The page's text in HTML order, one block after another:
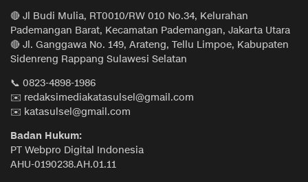
🔴 Jl Budi Mulia, RT0010/RW 010 No.34, Kelurahan
Pademangan Barat, Kecamatan Pademangan, Jakarta Utara
🔴 Jl. Ganggawa No. 149, Arateng, Tellu Limpoe, Kabupaten
Sidenreng Rappang Sulawesi Selatan
📞 0823-4898-1986
✉️ redaksimediakatasulsel@gmail.com
✉️ katasulsel@gmail.com
Badan Hukum:
PT Webpro Digital Indonesia
AHU-0190238.AH.01.11